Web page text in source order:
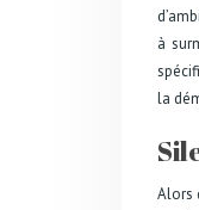
à
la
Alors